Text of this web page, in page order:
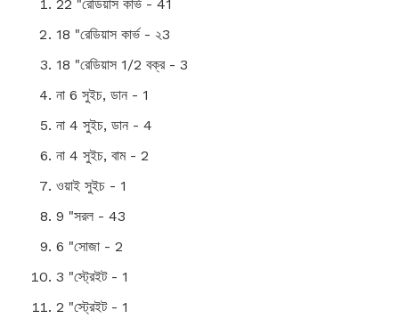
22 "রেডিয়াস কার্ভ - 41
18 "রেডিয়াস কার্ভ - ২3
18 "রেডিয়াস 1/2 বক্র - 3
না 6 সুইচ, ডান - 1
না 4 সুইচ, ডান - 4
না 4 সুইচ, বাম - 2
ওয়াই সুইচ - 1
9 "সরল - 43
6 "সোজা - 2
3 "স্ট্রেইট - 1
2 "স্ট্রেইট - 1